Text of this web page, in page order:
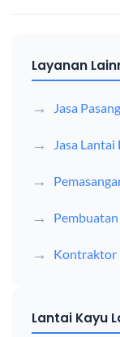
Layanan
Jasa
Jasa
Kontraktor
Lantai Kayu